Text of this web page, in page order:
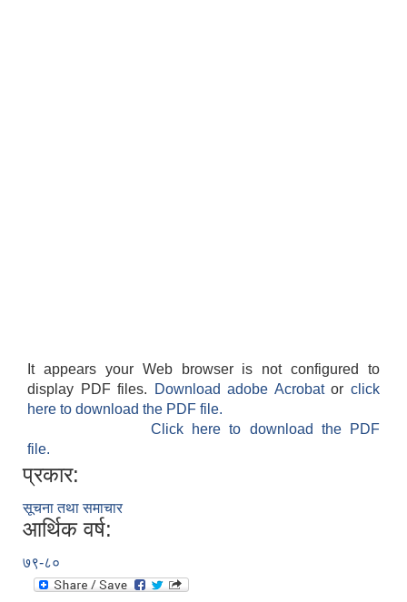
It appears your Web browser is not configured to
display PDF files.
Download adobe Acrobatorclick
here to download the PDF file.
Click here to download the PDF
file.
प्रकार:
सूचना तथा समाचार
आर्थिक वर्ष:
७९-८०